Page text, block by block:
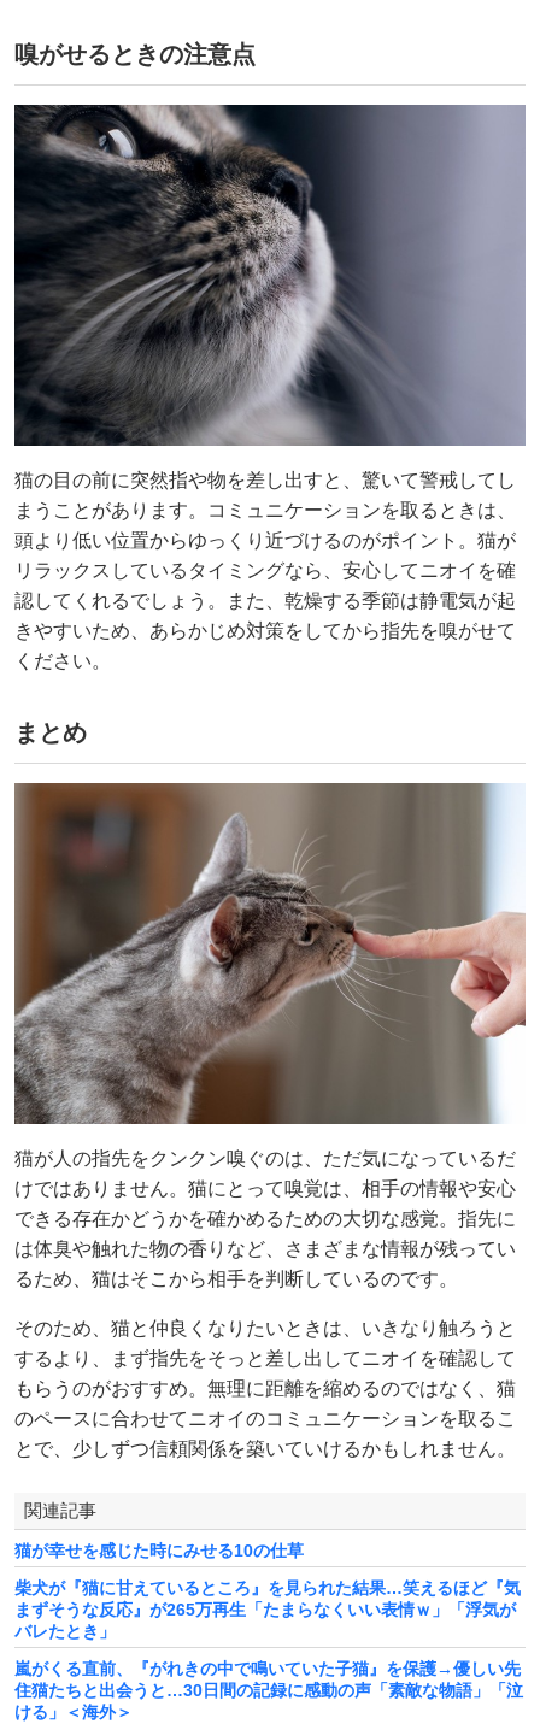
嗅がせるときの注意点
猫の目の前に突然指や物を差し出すと、驚いて警戒してし
まうことがあります。コミュニケーションを取るときは、
頭より低い位置からゆっくり近づけるのがポイント。猫が
リラックスしているタイミングなら、安心してニオイを確
認してくれるでしょう。また、乾燥する季節は静電気が起
きやすいため、あらかじめ対策をしてから指先を嗅がせて
ください。
まとめ
猫が人の指先をクンクン嗅ぐのは、ただ気になっているだ
けではありません。猫にとって嗅覚は、相手の情報や安心
できる存在かどうかを確かめるための大切な感覚。指先に
は体臭や触れた物の香りなど、さまざまな情報が残ってい
るため、猫はそこから相手を判断しているのです。
そのため、猫と仲良くなりたいときは、いきなり触ろうと
するより、まず指先をそっと差し出してニオイを確認して
もらうのがおすすめ。無理に距離を縮めるのではなく、猫
のペースに合わせてニオイのコミュニケーションを取るこ
とで、少しずつ信頼関係を築いていけるかもしれません。
関連記事
猫が幸せを感じた時にみせる10の仕草
柴犬が『猫に甘えているところ』を見られた結果…笑えるほど『気
まずそうな反応』が265万再生「たまらなくいい表情ｗ」「浮気が
バレたとき」
嵐がくる直前、『がれきの中で鳴いていた子猫』を保護→優しい先
住猫たちと出会うと…30日間の記録に感動の声「素敵な物語」「泣
ける」＜海外＞